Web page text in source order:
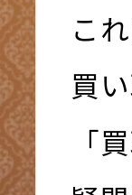
こ
買
「